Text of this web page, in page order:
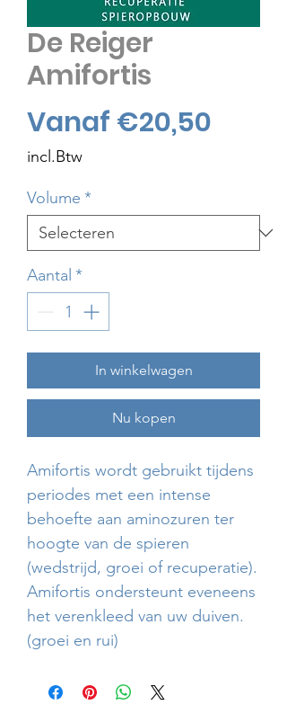
De Reiger
Amifortis
Vanaf €20,50
incl.Btw
Volume *
Aantal *
In winkelwagen
Nu kopen
Amifortis wordt gebruikt tijdens
periodes met een intense
behoefte aan aminozuren ter
hoogte van de spieren
(wedstrijd, groei of recuperatie).
Amifortis ondersteunt eveneens
het verenkleed van uw duiven.
(groei en rui)